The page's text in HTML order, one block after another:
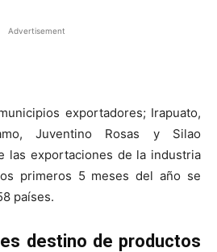
Advertisement
exportadores; Irapuato,
Juventino Rosas y Silao
las exportaciones de la industria
primeros 5 meses del año se
países.
destino de productos